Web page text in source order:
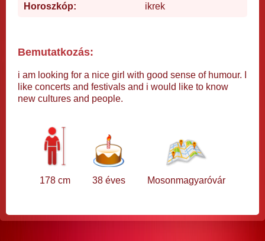
Horoszkóp: ikrek
Bemutatkozás:
i am looking for a nice girl with good sense of humour. I
like concerts and festivals and i would like to know
new cultures and people.
178 cm 38 éves Mosonmagyaróvár